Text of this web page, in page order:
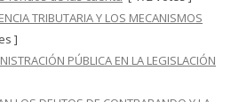
TRIBUTARIA Y LOS MECANISMOS
]
PÚBLICA EN LA LEGISLACIÓN